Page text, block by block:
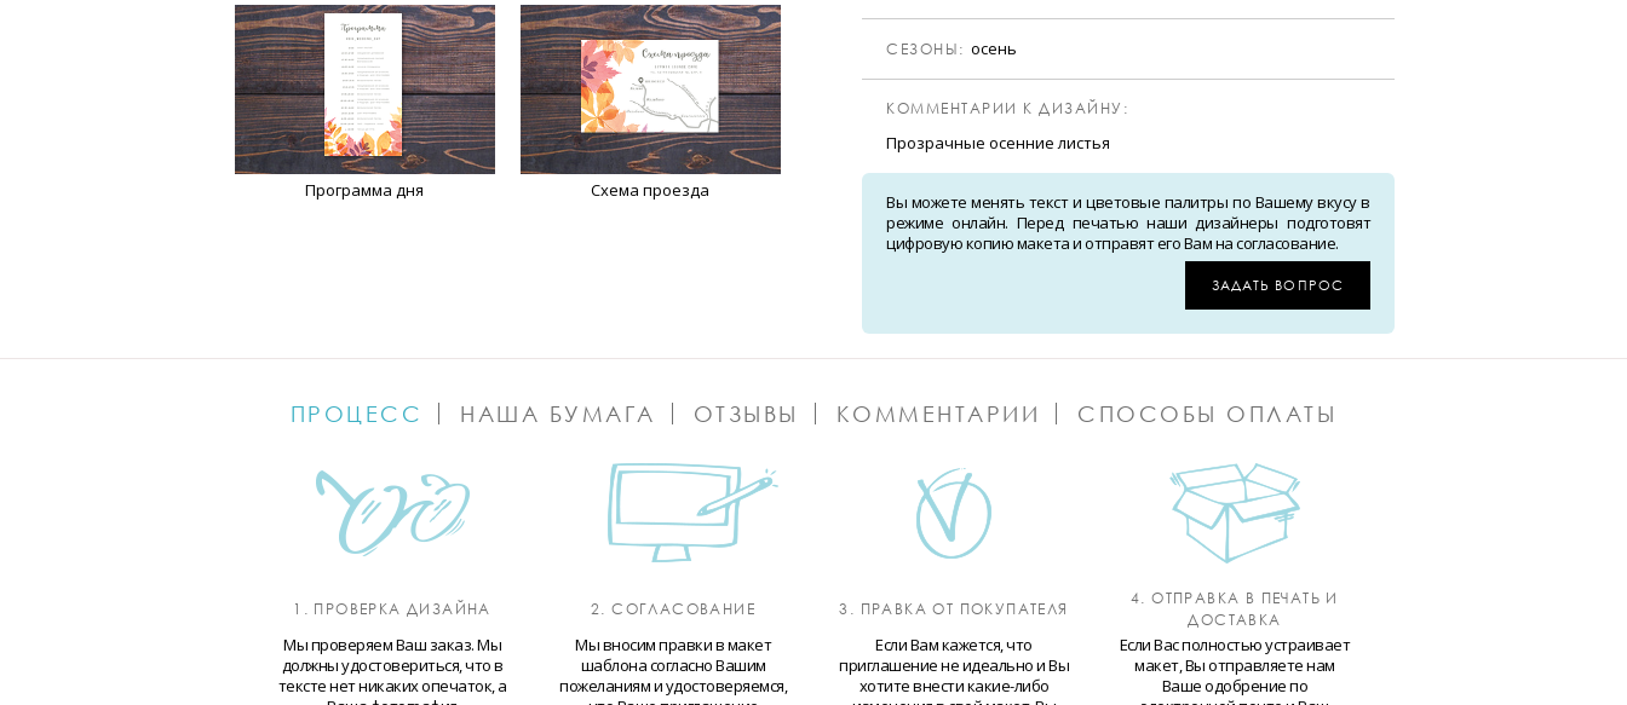
Программа дня Схема проезда
CЕЗОНЫ: осень
КОММЕНТАРИИ К ДИЗАЙНУ:
Прозрачные осенние листья
Вы можете менять текст и цветовые палитры по Вашему вкусу в
режиме онлайн. Перед печатью наши дизайнеры подготовят
цифровую копию макета и отправят его Вам на согласование.
ЗАДАТЬ ВОПРОС
ПРОЦЕСС НАША БУМАГА ОТЗЫВЫ КОММЕНТАРИИ СПОСОБЫ ОПЛАТЫ
1. ПРОВЕРКА ДИЗАЙНА
Мы проверяем Ваш заказ. Мы
должны удостовериться, что в
тексте нет никаких опечаток, а
2. СОГЛАСОВАНИЕ
Мы вносим правки в макет
шаблона согласно Вашим
пожеланиям и удостоверяемся,
3. ПРАВКА ОТ ПОКУПАТЕЛЯ
Если Вам кажется, что
приглашение не идеально и Вы
хотите внести какие-либо
4. ОТПРАВКА В ПЕЧАТЬ И
ДОСТАВКА
Если Вас полностью устраивает
макет, Вы отправляете нам
Ваше одобрение по